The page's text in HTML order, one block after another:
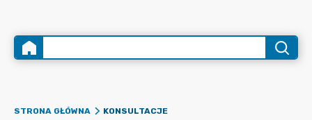
STRONA GŁÓWNA KONSULTACJE